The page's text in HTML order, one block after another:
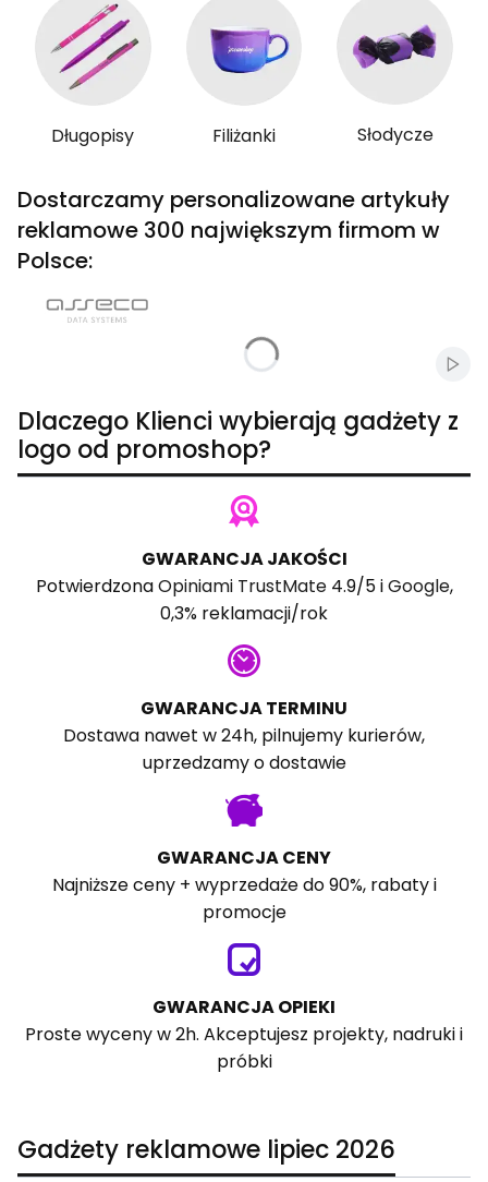
Długopisy Filiżanki Słodycze
Dostarczamy personalizowane artykuły
reklamowe 300 największym firmom w
Polsce:
Dlaczego Klienci wybierają gadżety z
logo od promoshop?
GWARANCJA JAKOŚCI
PotwierdzonaOpiniami TrustMate4.9/5 iGoogle,
0,3% reklamacji/rok
GWARANCJA TERMINU
Dostawa nawet w 24h, pilnujemy kurierów,
uprzedzamy o dostawie
GWARANCJA CENY
Najniższe ceny + wyprzedaże do 90%, rabaty i
promocje
GWARANCJA OPIEKI
Proste wyceny w 2h. Akceptujesz projekty, nadruki i
próbki
Gadżety reklamowe lipiec 2026